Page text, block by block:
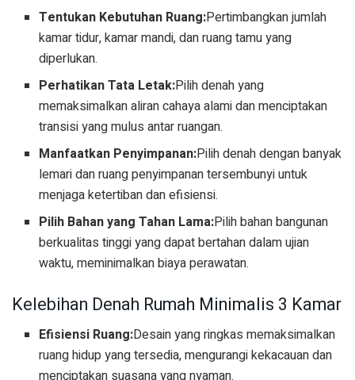
Tentukan Kebutuhan Ruang:Pertimbangkan jumlah
kamar tidur, kamar mandi, dan ruang tamu yang
diperlukan.
Perhatikan Tata Letak:Pilih denah yang
memaksimalkan aliran cahaya alami dan menciptakan
transisi yang mulus antar ruangan.
Manfaatkan Penyimpanan:Pilih denah dengan banyak
lemari dan ruang penyimpanan tersembunyi untuk
menjaga ketertiban dan efisiensi.
Pilih Bahan yang Tahan Lama:Pilih bahan bangunan
berkualitas tinggi yang dapat bertahan dalam ujian
waktu, meminimalkan biaya perawatan.
Kelebihan Denah Rumah Minimalis 3 Kamar
Efisiensi Ruang:Desain yang ringkas memaksimalkan
ruang hidup yang tersedia, mengurangi kekacauan dan